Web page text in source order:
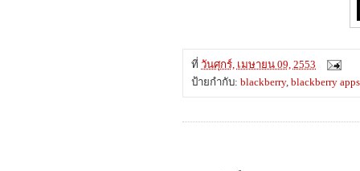
ที่ วันศุกร์, เมษายน 09, 2553
ป้ายกำกับ: blackberry, blackberry apps